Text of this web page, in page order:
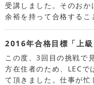
受講しました。そのお
余裕を持って合格するこ
2016年合格目標「上
この度、3回目の挑戦で
方在住者のため、LECで
て頂きました。仕事が忙